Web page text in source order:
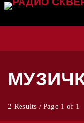
2 Results / Page 1 of 1